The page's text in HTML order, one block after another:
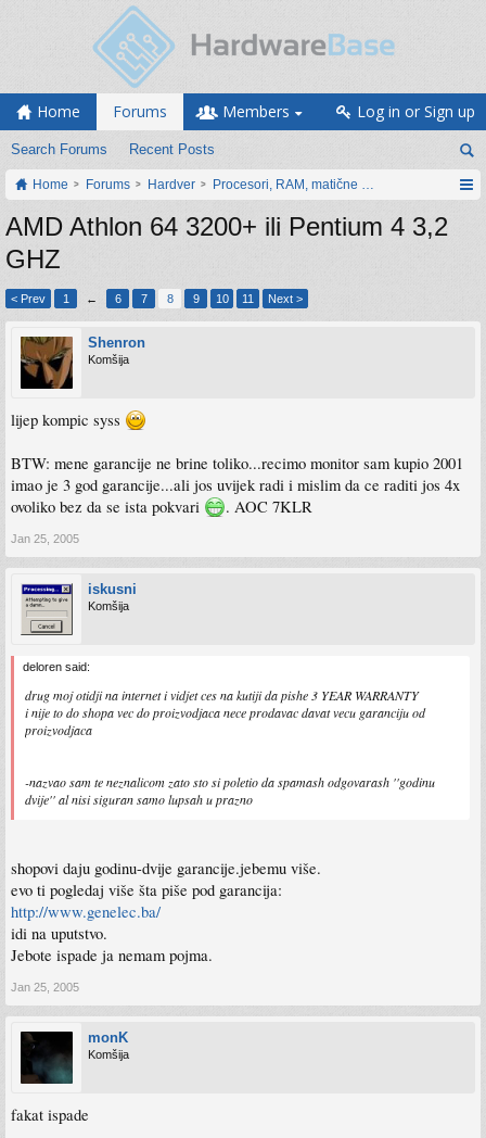
Home Forums
Search Forums Recent Posts
Members Log in or Sign up
Home Forums Hardver Procesori, RAM, matične ploče i grafičke
AMD Athlon 64 3200+ ili Pentium 4 3,2
GHZ
< Prev 1 ← 6 7 8 9 10 11 Next >
Shenron
Komšija
lijep kompic syss
BTW: mene garancije ne brine toliko...recimo monitor sam kupio 2001
imao je 3 god garancije...ali jos uvijek radi i mislim da ce raditi jos 4x
ovoliko bez da se ista pokvari
. AOC 7KLR
Jan 25, 2005
iskusni
Komšija
deloren said:
drug moj otidji na internet i vidjet ces na kutiji da pishe 3 YEAR WARRANTY
i nije to do shopa vec do proizvodjaca nece prodavac davat vecu garanciju od
proizvodjaca
-nazvao sam te neznalicom zato sto si poletio da spamash odgovarash ''godinu
dvije'' al nisi siguran samo lupsah u prazno
shopovi daju godinu-dvije garancije.jebemu više.
evo ti pogledaj više šta piše pod garancija:
http://www.genelec.ba/
idi na uputstvo.
Jebote ispade ja nemam pojma.
Jan 25, 2005
monK
Komšija
fakat ispade